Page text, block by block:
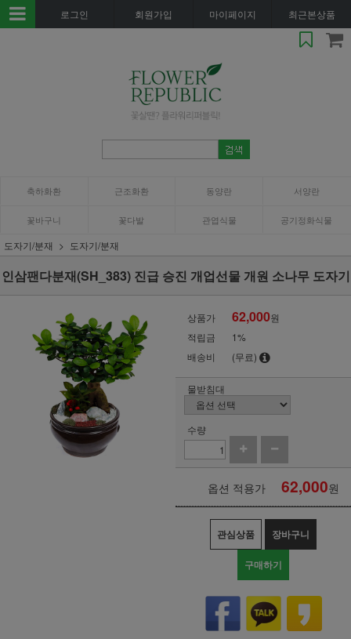
로그인 회원가입 마이페이지 최근본상품
축하화환 근조화환 동양란 서양란
꽃바구니 꽃다발 관엽식물 공기정화식물
도자기/분재 도자기/분재
인삼팬다분재(SH_383) 진급 승진 개업선물 개원 소나무 도자기
상품가 62,000원
적립금
1%
배송비
(무료)
물받침대
수량
옵션 적용가 62,000원
관심상품 장바구니
구매하기